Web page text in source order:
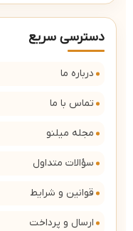
دسترسی سریع
درباره ما
تماس با ما
مجله میلنو
سؤالات متداول
قوانین و شرایط
ارسال و پرداخت